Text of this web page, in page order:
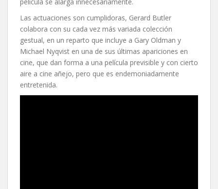
Las actuaciones son cumplidoras, Gerard Butler
colabora con su cada vez más variada colección
gestual, en un reparto que incluye a Gary Oldman y
Michael Nyqvist en una de sus últimas apariciones en
cine, que dan forma a una película previsible y con cierto
aire a cine añejo, pero que es endemoniadamente
entretenida.